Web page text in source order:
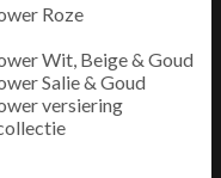
Roze
Wit, Beige & Goud
Salie & Goud
versiering